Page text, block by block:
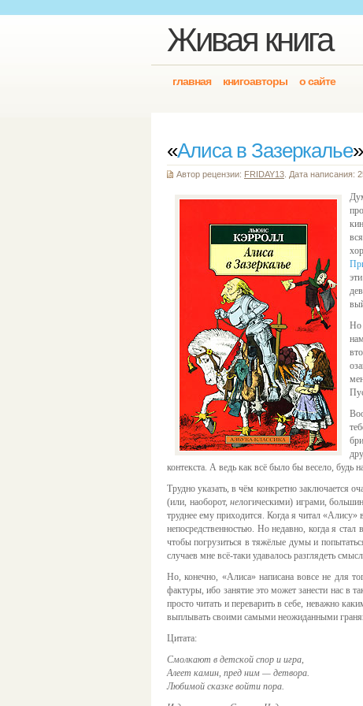
Живая книга
главная книгоавторы о сайте
«Алиса в Зазеркалье»
Автор рецензии: FRIDAY13 . Дата написания:
Но
контекста. А ведь как всё было бы весело,
Трудно указать, в чём конкретно заключается
(или, наоборот,нелогическими) играми,
труднее ему приходится. Когда я читал «Алису»
непосредственностью. Но недавно, когда я
чтобы погрузиться в тяжёлые думы и
случаев мне всё-таки удавалось разглядеть
Но, конечно, «Алиса» написана вовсе не для
фактуры, ибо занятие это может занести нас в
просто читать и переварить в себе, неважно
выплывать своими самыми неожиданными
Цитата:
Смолкают в детской спор и игра,
Алеет камин, пред ним — детвора.
Любимой сказке войти пора.